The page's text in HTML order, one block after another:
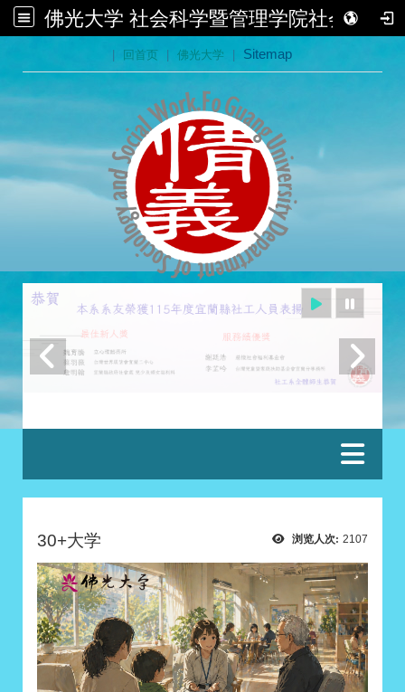
佛光大学 社会科学暨管理学院社会学系
| 回首页 | 佛光大学 | Sitemap
浏览人次: 2107
30+大学